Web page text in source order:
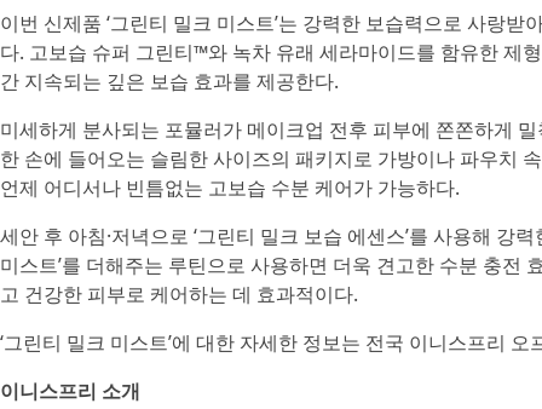
이번 신제품 ‘그린티 밀크 미스트’는 강력한 보습력으로 사랑
다. 고보습 슈퍼 그린티™와 녹차 유래 세라마이드를 함유한 제
간 지속되는 깊은 보습 효과를 제공한다.
미세하게 분사되는 포뮬러가 메이크업 전후 피부에 쫀쫀하게
한 손에 들어오는 슬림한 사이즈의 패키지로 가방이나 파우치
언제 어디서나 빈틈없는 고보습 수분 케어가 가능하다.
세안 후 아침·저녁으로 ‘그린티 밀크 보습 에센스’를 사용해 강
미스트’를 더해주는 루틴으로 사용하면 더욱 견고한 수분 충
고 건강한 피부로 케어하는 데 효과적이다.
‘그린티 밀크 미스트’에 대한 자세한 정보는 전국 이니스프리
이니스프리 소개